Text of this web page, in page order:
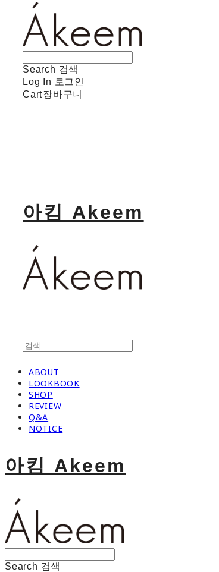
Search 검색
Log In 로그인
Cart장바구니
아킴 Akeem
ABOUT
LOOKBOOK
SHOP
REVIEW
Q&A
NOTICE
아킴 Akeem
Search 검색